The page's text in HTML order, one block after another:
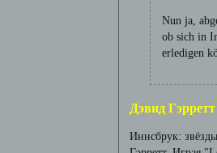
Nun ja,
ob sich in
erledigen
Дэвид
Иннсбрук: